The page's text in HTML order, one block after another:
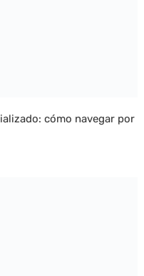
cómo navegar por